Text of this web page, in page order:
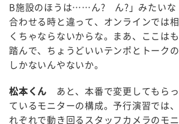
B施設のほうは……ん? ん?」みたいな
合わせる時と違って、オンラインでは
くちゃならないからな。まあ、ここは
踏んで、ちょうどいいテンポとトーク
しかないんやないか。
松本くん あと、本番で変更してもら
ているモニターの構成。予行演習では
れぞれで動き回るスタッフカメラのモ